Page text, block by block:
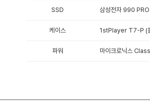
SSD 삼성전자 990
케이스 1stPlayer T7-P (
파워 마이크로닉스